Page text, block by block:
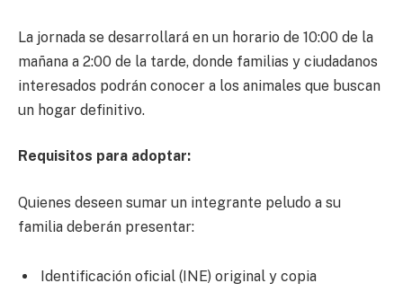
La jornada se desarrollará en un horario de 10:00 de la
mañana a 2:00 de la tarde, donde familias y ciudadanos
interesados podrán conocer a los animales que buscan
un hogar definitivo.
Requisitos para adoptar:
Quienes deseen sumar un integrante peludo a su
familia deberán presentar:
Identificación oficial (INE) original y copia